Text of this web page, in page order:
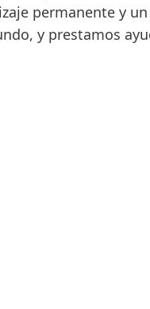
150 años
permanente y
y prestamos